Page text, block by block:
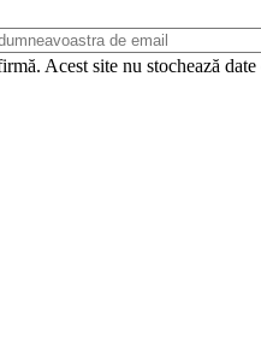
Acest site nu stochează